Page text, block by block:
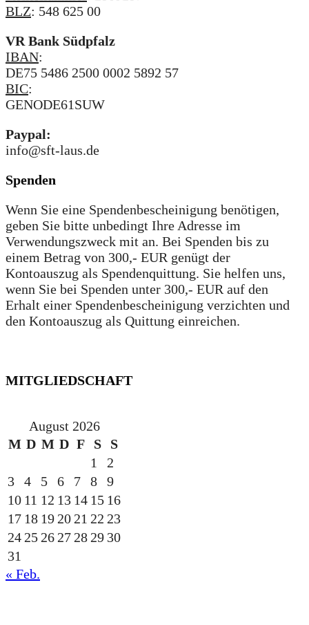
BLZ: 548 625 00
VR Bank Südpfalz
IBAN:
DE75 5486 2500 0002 5892 57
BIC:
GENODE61SUW
Paypal:
info@sft-laus.de
Spenden
Wenn Sie eine Spendenbescheinigung benötigen,
geben Sie bitte unbedingt Ihre Adresse im
Verwendungszweck mit an. Bei Spenden bis zu
einem Betrag von 300,- EUR genügt der
Kontoauszug als Spendenquittung. Sie helfen uns,
wenn Sie bei Spenden unter 300,- EUR auf den
Erhalt einer Spendenbescheinigung verzichten und
den Kontoauszug als Quittung einreichen.
MITGLIEDSCHAFT
August 2026
M D M D F S
S
1
2
3
4 5 6 7 8
9
10 11 12 13 14 15 16
17 18 192021 22 23
242526272829 30
31
« Feb.